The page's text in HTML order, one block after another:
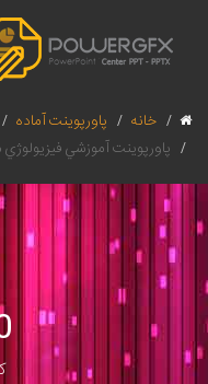
خانه پاورپوینت آماده
پاورپوينت آموزشي